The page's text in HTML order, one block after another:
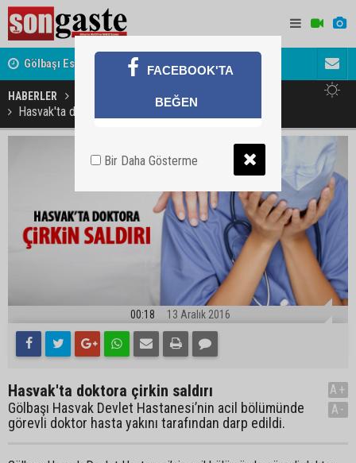
Gölbaşı Esnafının Sesi Ankara Kalkınma Ajansı'nda Avukat
akını
HABERLER GÖLBAŞI
Hasvak'ta doktora çirkin saldırı
00:18 13 Aralık 2016
Hasvak'ta doktora çirkin saldırı
Gölbaşı Hasvak Devlet Hastanesi’nin acil bölümünde
görevli doktor hasta yakını tarafından darp edildi.
A+
A-
FACEBOOK'TA
BEĞEN
Bir Daha Gösterme